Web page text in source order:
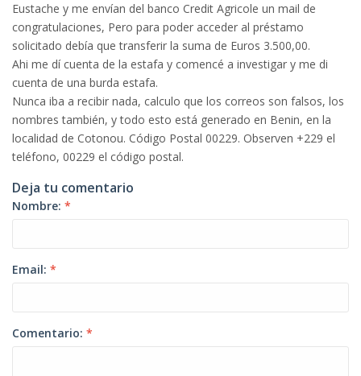
Eustache y me envían del banco Credit Agricole un mail de
congratulaciones, Pero para poder acceder al préstamo
solicitado debía que transferir la suma de Euros 3.500,00.
Ahi me dí cuenta de la estafa y comencé a investigar y me di
cuenta de una burda estafa.
Nunca iba a recibir nada, calculo que los correos son falsos, los
nombres también, y todo esto está generado en Benin, en la
localidad de Cotonou. Código Postal 00229. Observen +229 el
teléfono, 00229 el código postal.
Deja tu comentario
Nombre: *
Email: *
Comentario: *